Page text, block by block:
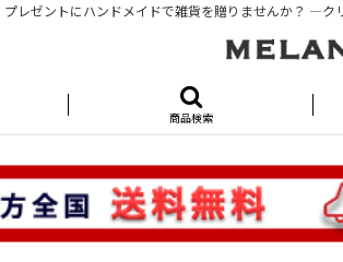
プレゼントにハンドメイドで雑貨を贈りませんか？ ―ク
商品検索